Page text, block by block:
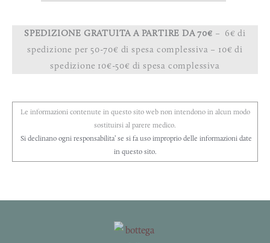
SPEDIZIONE GRATUITA A PARTIRE DA 70€ – 6€ di
spedizione per 50-70€ di spesa complessiva – 10€ di
spedizione 10€-50€ di spesa complessiva
Le informazioni contenute in questo sito web non intendono in alcun modo
sostituirsi al parere medico.
Si declinano ogni responsabilita’ se si fa uso improprio delle informazioni date
in questo sito.